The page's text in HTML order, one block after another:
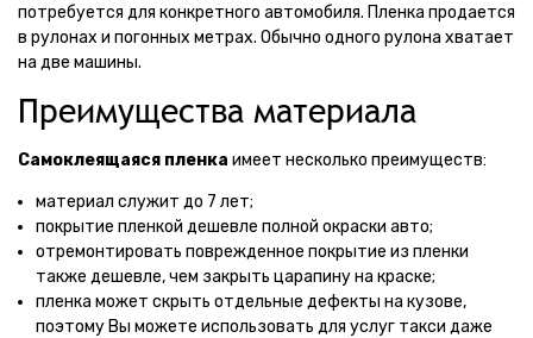
потребуется для конкретного автомобиля. Пленка продается
в рулонах и погонных метрах. Обычно одного рулона хватает
на две машины.
Преимущества материала
Самоклеящаяся пленка имеет несколько преимуществ:
материал служит до 7 лет;
покрытие пленкой дешевле полной окраски авто;
отремонтировать поврежденное покрытие из пленки
также дешевле, чем закрыть царапину на краске;
пленка может скрыть отдельные дефекты на кузове,
поэтому Вы можете использовать для услуг такси даже